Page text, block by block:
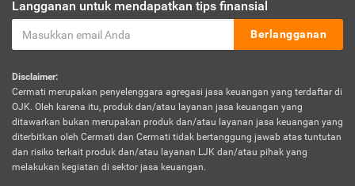
Langganan untuk mendapatkan tips finansial
Berlangganan
Disclaimer:
Cermati merupakan penyelenggara agregasi jasa keuangan yang terdaftar di
OJK. Oleh karena itu, produk dan/atau layanan jasa keuangan yang
ditawarkan bukan merupakan produk dan/atau layanan jasa keuangan yang
diterbitkan oleh Cermati dan Cermati tidak bertanggung jawab atas tuntutan
dan risiko terkait produk dan/atau layanan LJK dan/atau pihak yang
melakukan kegiatan di sektor jasa keuangan.